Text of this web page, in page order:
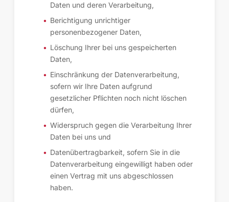
Daten und deren Verarbeitung,
Berichtigung unrichtiger
personenbezogener Daten,
Löschung Ihrer bei uns gespeicherten
Daten,
Einschränkung der Datenverarbeitung,
sofern wir Ihre Daten aufgrund
gesetzlicher Pflichten noch nicht löschen
dürfen,
Widerspruch gegen die Verarbeitung Ihrer
Daten bei uns und
Datenübertragbarkeit, sofern Sie in die
Datenverarbeitung eingewilligt haben oder
einen Vertrag mit uns abgeschlossen
haben.